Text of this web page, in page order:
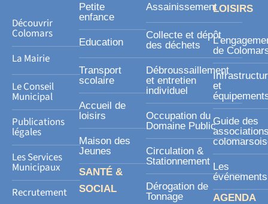
s
r
Découvrir
Colomars
La Mairie
Le Conseil
Municipal
Publications
légales
Les Services
Municipaux
Recrutement
Petite
enfance
Education
Transport
scolaire
Accueil de
loisirs
Maison des
Jeunes
SANTÉ &
SOCIAL
Assainissement
Collecte et dépôt
des déchets
Débroussaillement
et entretien
individuel
Occupation du
Domaine Public
Circulation &
Stationnement
Dérogation de
Tonnage
LOISIRS
de
et
Guide des
Les
événements
AGENDA